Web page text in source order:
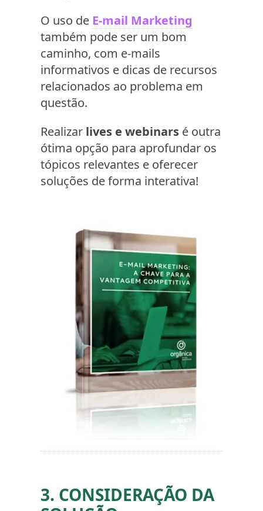
O uso de E-mail Marketing
também pode ser um bom
caminho, com e-mails
informativos e dicas de recursos
relacionados ao problema em
questão.
Realizar lives e webinars é outra
ótima opção para aprofundar os
tópicos relevantes e oferecer
soluções de forma interativa!
3. CONSIDERAÇÃO DA